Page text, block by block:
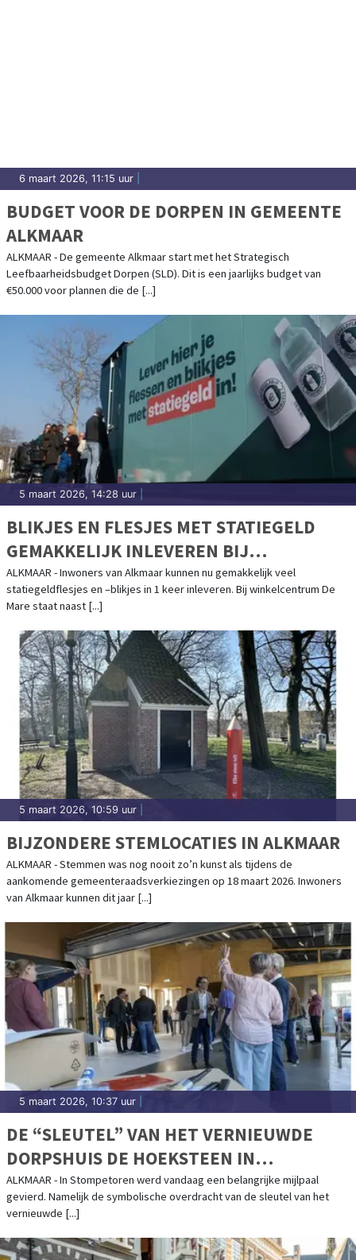
6 maart 2026, 11:15 uur
BUDGET VOOR DE DORPEN IN GEMEENTE
ALKMAAR
ALKMAAR - De gemeente Alkmaar start met het Strategisch
Leefbaarheidsbudget Dorpen (SLD). Dit is een jaarlijks budget van
€50.000 voor plannen die de [...]
5 maart 2026, 14:28 uur
BLIKJES EN FLESJES MET STATIEGELD
GEMAKKELIJK INLEVEREN BIJ
WINKELCENTRUM DE MARE
ALKMAAR - Inwoners van Alkmaar kunnen nu gemakkelijk veel
statiegeldflesjes en –blikjes in 1 keer inleveren. Bij winkelcentrum De
Mare staat naast [...]
5 maart 2026, 10:59 uur
BIJZONDERE STEMLOCATIES IN ALKMAAR
ALKMAAR - Stemmen was nog nooit zo’n kunst als tijdens de
aankomende gemeenteraadsverkiezingen op 18 maart 2026. Inwoners
van Alkmaar kunnen dit jaar [...]
5 maart 2026, 10:37 uur
DE “SLEUTEL” VAN HET VERNIEUWDE
DORPSHUIS DE HOEKSTEEN IN
STOMPETOREN IS OVERGEDRAGEN
ALKMAAR - In Stompetoren werd vandaag een belangrijke mijlpaal
gevierd. Namelijk de symbolische overdracht van de sleutel van het
vernieuwde [...]